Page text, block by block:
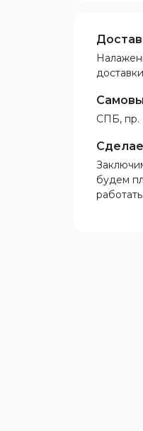
СПБ, пр.
будем
работать.